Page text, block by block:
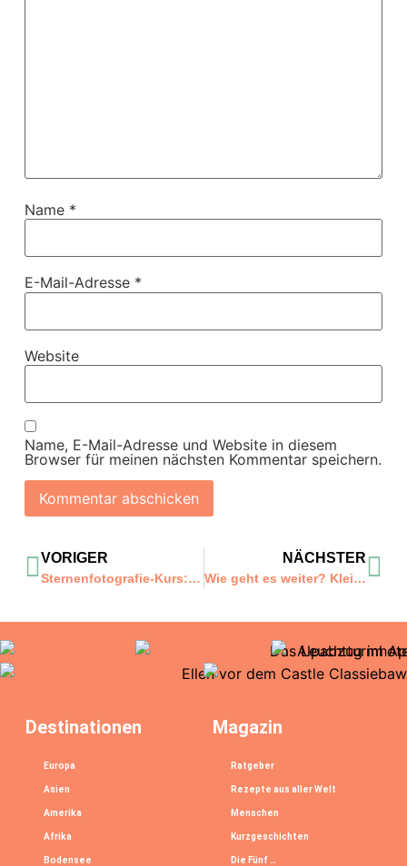
Name *
E-Mail-Adresse *
Website
Name, E-Mail-Adresse und Website in diesem
Browser für meinen nächsten Kommentar speichern.
VORIGER
Sternenfotografie-Kurs: Die Magie der tausend Sterne über der Aletsch Arena
NÄCHSTER
Wie geht es weiter? Kleines Update in Krisenzeiten
Destinationen
Europa
Asien
Amerika
Afrika
Bodensee
Magazin
Ratgeber
Rezepte aus aller Welt
Menschen
Kurzgeschichten
Die Fünf …